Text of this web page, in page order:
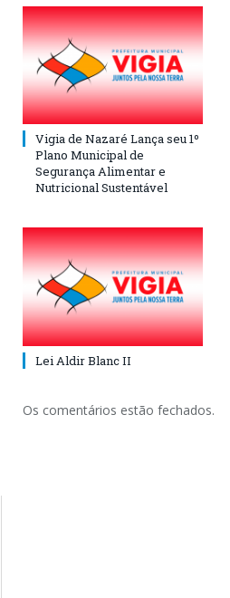
Vigia de Nazaré Lança seu 1º
Plano Municipal de
Segurança Alimentar e
Nutricional Sustentável
Lei Aldir Blanc II
Os comentários estão fechados.